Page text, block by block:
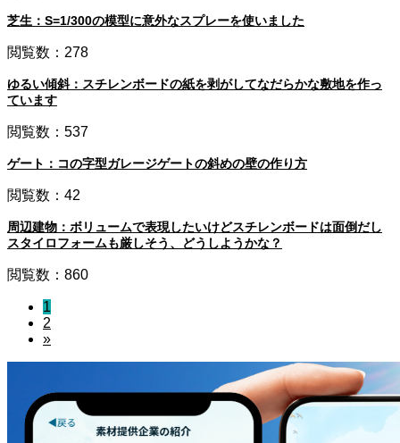
芝生：S=1/300の模型に意外なスプレーを使いました
閲覧数：278
ゆるい傾斜：スチレンボードの紙を剥がしてなだらかな敷地を作っ
ています
閲覧数：537
ゲート：コの字型ガレージゲートの斜めの壁の作り方
閲覧数：42
周辺建物：ボリュームで表現したいけどスチレンボードは面倒だし
スタイロフォームも厳しそう、どうしようかな？
閲覧数：860
1
2
»